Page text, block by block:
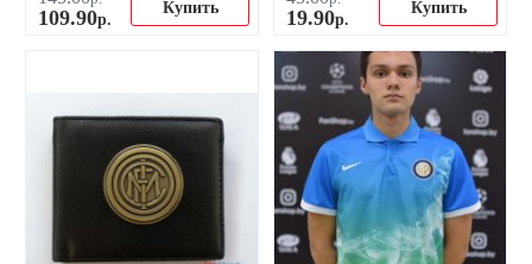
109.90р.
Купить 19.90р.
Купить